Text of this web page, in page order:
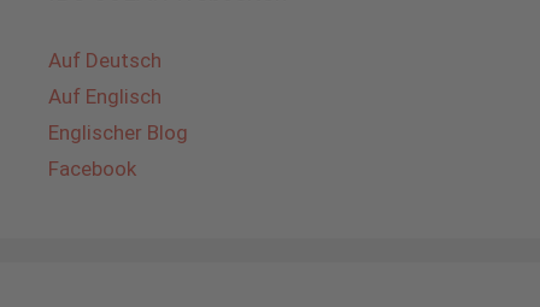
Auf Deutsch
Auf Englisch
Englischer Blog
Facebook